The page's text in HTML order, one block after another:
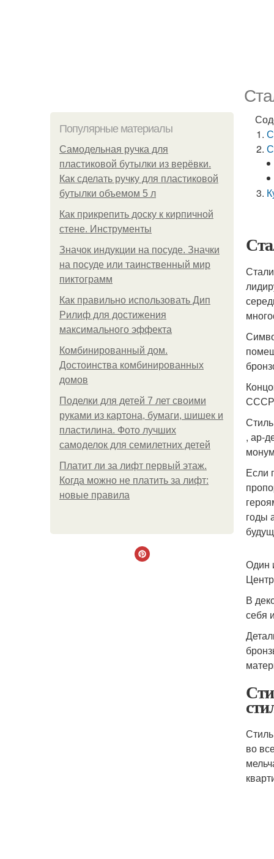
Популярные материалы
Самодельная ручка для
пластиковой бутылки из верёвки.
Как сделать ручку для пластиковой
бутылки объемом 5 л
Как прикрепить доску к кирпичной
стене. Инструменты
Значок индукции на посуде. Значки
на посуде или таинственный мир
пиктограмм
Как правильно использовать Дип
Рилиф для достижения
максимального эффекта
Комбинированный дом.
Достоинства комбинированных
домов
Поделки для детей 7 лет своими
руками из картона, бумаги, шишек и
пластилина. Фото лучших
самоделок для семилетних детей
Платит ли за лифт первый этаж.
Когда можно не платить за лифт:
новые правила
СССР
, ар-
Если
годы
Один
В
себя
во